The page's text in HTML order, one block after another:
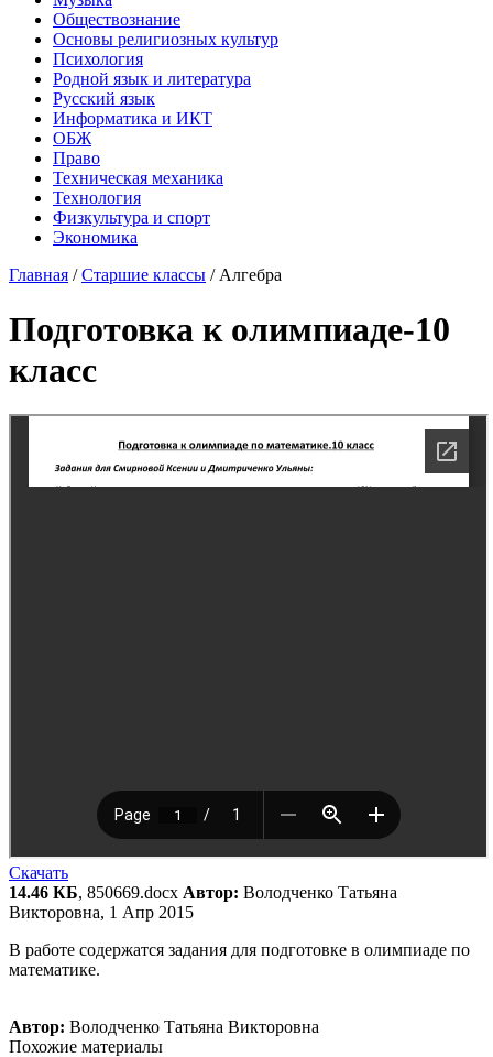
Обществознание
Основы религиозных культур
Психология
Родной язык и литература
Русский язык
Информатика и ИКТ
ОБЖ
Право
Техническая механика
Технология
Физкультура и спорт
Экономика
Главная /Старшие классы / Алгебра
Подготовка к олимпиаде-10
класс
Скачать
14.46 КБ, 850669.docx Автор: Володченко Татьяна
Викторовна, 1 Апр 2015
В работе содержатся задания для подготовке в олимпиаде по
математике.
Автор: Володченко Татьяна Викторовна
Похожие материалы